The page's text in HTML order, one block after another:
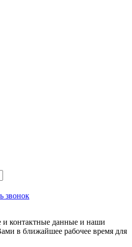
звонок
и контактные данные и наши
в ближайшее рабочее время для